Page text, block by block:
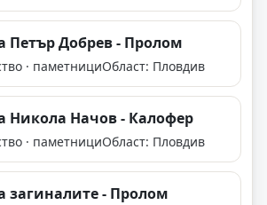
Петър Добрев - Пролом
· паметнициОбласт: Пловдив
Никола Начов - Калофер
· паметнициОбласт: Пловдив
загиналите - Пролом